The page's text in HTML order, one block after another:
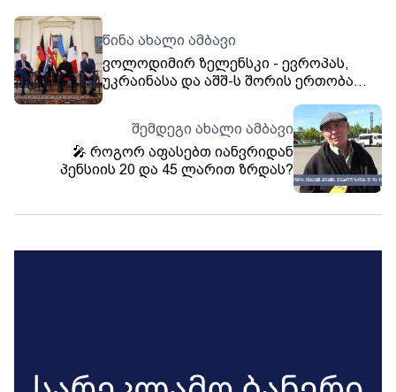
წინა ახალი ამბავი
ვოლოდიმირ ზელენსკი - ევროპას,
უკრაინასა და აშშ-ს შორის ერთობა
შემდეგი ახალი ამბავი
🎤 როგორ აფასებთ იანვრიდან
პენსიის 20 და 45 ლარით ზრდას?